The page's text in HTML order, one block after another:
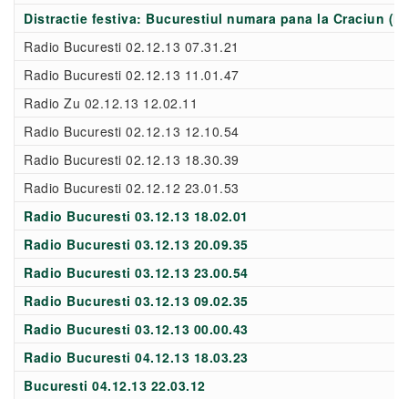
Distractie festiva: Bucurestiul numara pana la Craciun
Radio Bucuresti 02.12.13 07.31.21
Radio Bucuresti 02.12.13 11.01.47
Radio Zu 02.12.13 12.02.11
Radio Bucuresti 02.12.13 12.10.54
Radio Bucuresti 02.12.13 18.30.39
Radio Bucuresti 02.12.12 23.01.53
Radio Bucuresti 03.12.13 18.02.01
Radio Bucuresti 03.12.13 20.09.35
Radio Bucuresti 03.12.13 23.00.54
Radio Bucuresti 03.12.13 09.02.35
Radio Bucuresti 03.12.13 00.00.43
Radio Bucuresti 04.12.13 18.03.23
Bucuresti 04.12.13 22.03.12